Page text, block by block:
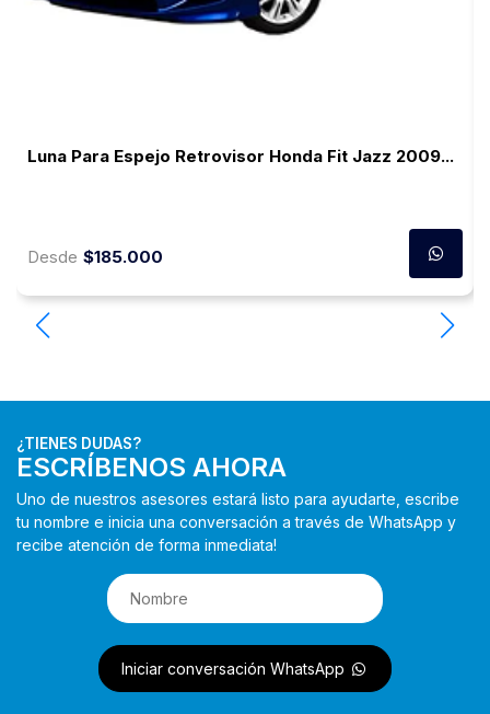
Luna Para Espejo Retrovisor Honda Fit Jazz 2009...
Desde $185.000
¿TIENES DUDAS?
ESCRÍBENOS AHORA
Uno de nuestros asesores estará listo para ayudarte, escribe
tu nombre e inicia una conversación a través de WhatsApp y
recibe atención de forma inmediata!
Iniciar conversación WhatsApp